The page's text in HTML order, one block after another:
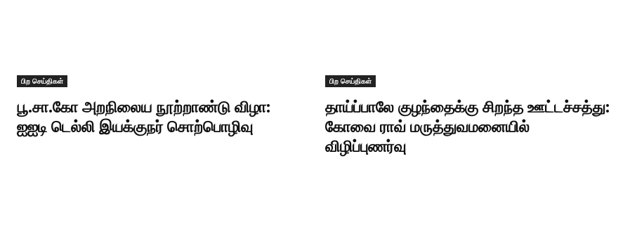
பிற செய்திகள்
பூ.சா.கோ அறநிலைய நூற்றாண்டு விழா:
ஐஐடி டெல்லி இயக்குநர் சொற்பொழிவு
பிற செய்திகள்
தாய்ப்பாலே குழந்தைக்கு சிறந்த ஊட்டச்சத்து:
கோவை ராவ் மருத்துவமனையில்
விழிப்புணர்வு